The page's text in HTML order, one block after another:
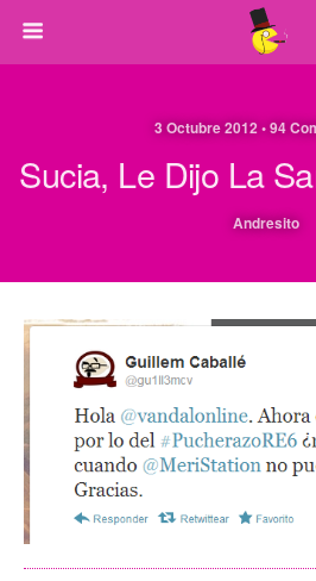
3 Octubre 2012 • 94
Sucia, Le Dijo La
Andresito